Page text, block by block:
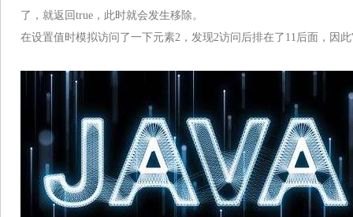
了，就返回true，此时就会发生移除。
在设置值时模拟访问了一下元素2，发现2访问后排在了11后面，因